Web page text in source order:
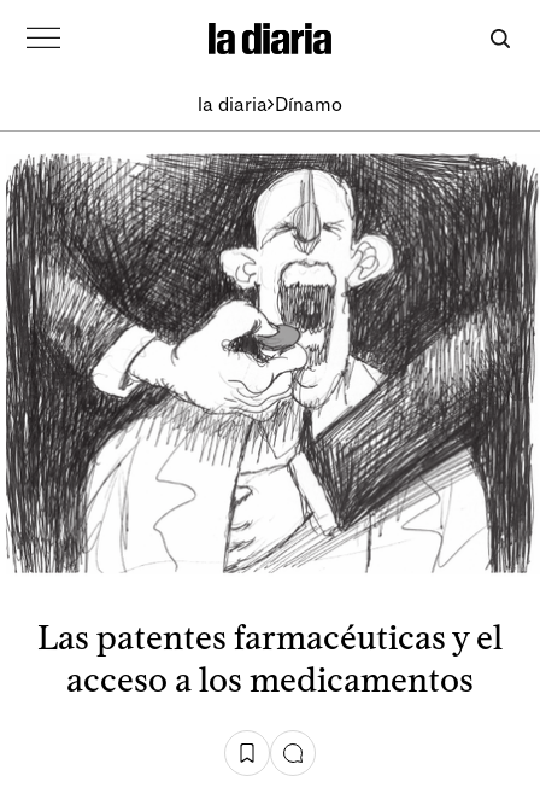
la diaria Dínamo
Las patentes farmacéuticas y el
acceso a los medicamentos